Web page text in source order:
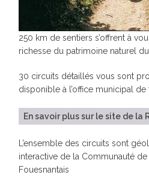
250 km de sentiers s’offrent à
richesse du patrimoine naturel du
30 circuits détaillés vous sont
disponible à l’office municipal
En savoir plus sur le site de la
L’ensemble des circuits sont
interactive de la Communauté
Fouesnantais